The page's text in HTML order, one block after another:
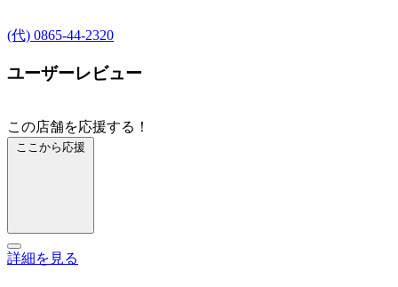
(代) 0865-44-2320
ユーザーレビュー
この店舗を応援する！
ここから応援
詳細を見る